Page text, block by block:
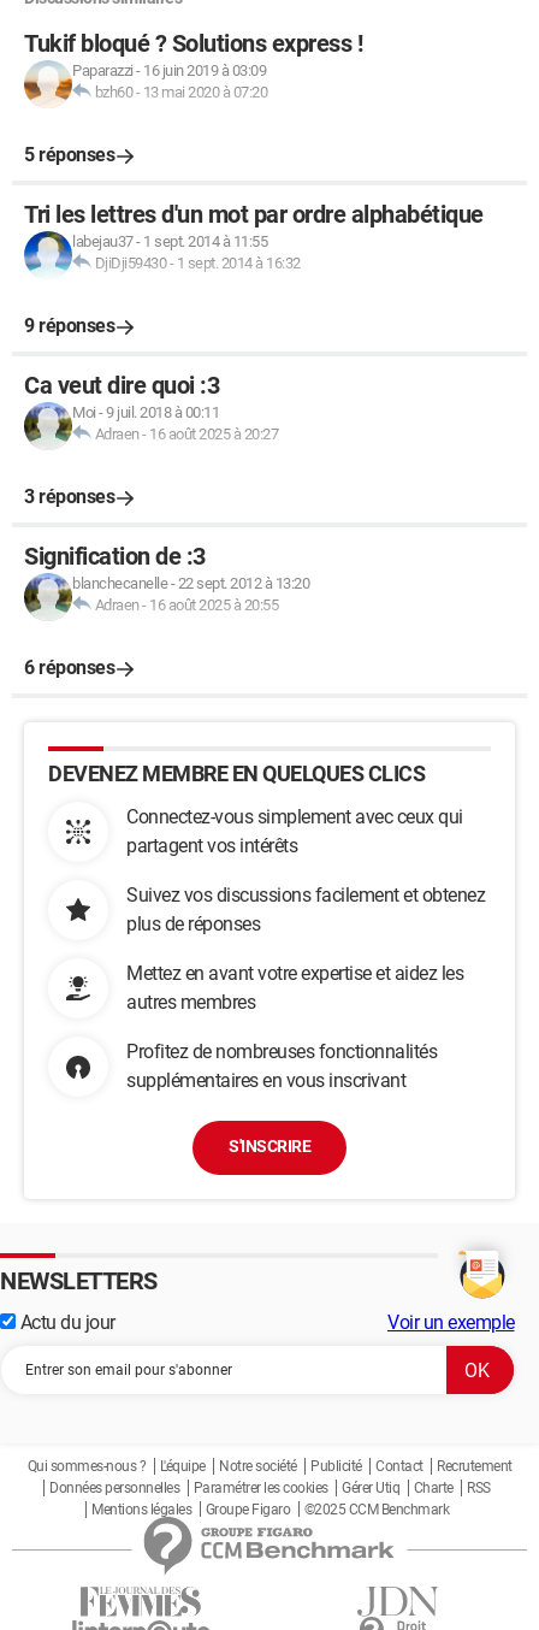
Tukif bloqué ? Solutions express !
Paparazzi - 16 juin 2019 à 03:09
bzh60- 13 mai 2020 à 07:20
5 réponses
Tri les lettres d'un mot par ordre alphabétique
labejau37- 1 sept. 2014 à 11:55
DjiDji59430- 1 sept. 2014 à 16:32
9 réponses
Ca veut dire quoi :3
Moi -9 juil. 2018 à 00:11
Adraen- 16 août 2025 à 20:27
3 réponses
Signification de :3
blanchecanelle-22 sept. 2012 à 13:20
Adraen- 16 août 2025 à 20:55
6 réponses
DEVENEZ MEMBRE EN QUELQUES CLICS
Connectez-vous simplement avec ceux qui
partagent vos intérêts
Suivez vos discussions facilement et obtenez
plus de réponses
Mettez en avant votre expertise et aidez les
autres membres
Profitez de nombreuses fonctionnalités
supplémentaires en vous inscrivant
S'INSCRIRE
NEWSLETTERS
Actu du jour Voir un exemple
Qui sommes-nous ? L'équipe Notre société Publicité Contact
Recrutement
Données personnelles
Paramétrer les cookies Gérer Utiq Charte
RSS
Mentions légales
Groupe Figaro ©2025 CCM Benchmark